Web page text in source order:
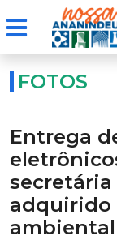
FOTOS
Entrega
adquirido
ambiental